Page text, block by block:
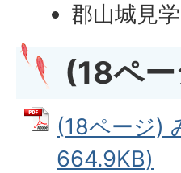
郡山城見
(18ペ
(18ページ)
664.9KB)